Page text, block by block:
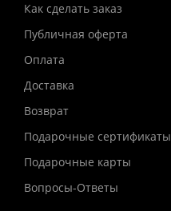
Как сделать заказ
Публичная оферта
Оплата
Доставка
Возврат
Подарочные сертификаты
Подарочные карты
Вопросы-Ответы